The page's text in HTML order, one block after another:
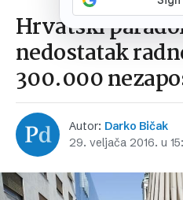
Hrvatski
nedostatak
300.000
Autor: Darko Bičak
29. veljača 2016. u